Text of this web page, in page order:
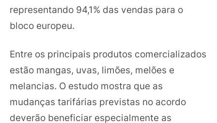
representando 94,1% das vendas para o
bloco europeu.
Entre os principais produtos comercializados
estão mangas, uvas, limões, melões e
melancias. O estudo mostra que as
mudanças tarifárias previstas no acordo
deverão beneficiar especialmente as